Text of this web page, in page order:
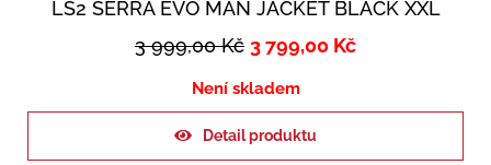
LS2 SERRA EVO MAN JACKET BLACK XXL
3 999,00Kč 3 799,00 Kč
Není skladem
Detail produktu